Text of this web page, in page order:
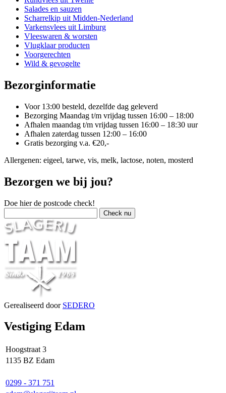
Salades en sauzen
Scharrelkip uit Midden-Nederland
Varkensvlees uit Limburg
Vleeswaren & worsten
Vlugklaar producten
Voorgerechten
Wild & gevogelte
Bezorginformatie
Voor 13:00 besteld, dezelfde dag geleverd
Bezorging Maandag t/m vrijdag tussen 16:00 – 18:00
Afhalen maandag t/m vrijdag tussen 16:00 – 18:30 uur
Afhalen zaterdag tussen 12:00 – 16:00
Gratis bezorging v.a. €20,-
Allergenen: eigeel, tarwe, vis, melk, lactose, noten, mosterd
Bezorgen we bij jou?
Doe hier de postcode check!
Gerealiseerd door SEDERO
Vestiging Edam
Hoogstraat 3
1135 BZ Edam
0299 - 371 751